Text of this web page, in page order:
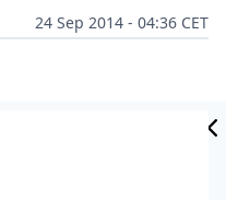
24 Sep 2014 - 04:36 CET